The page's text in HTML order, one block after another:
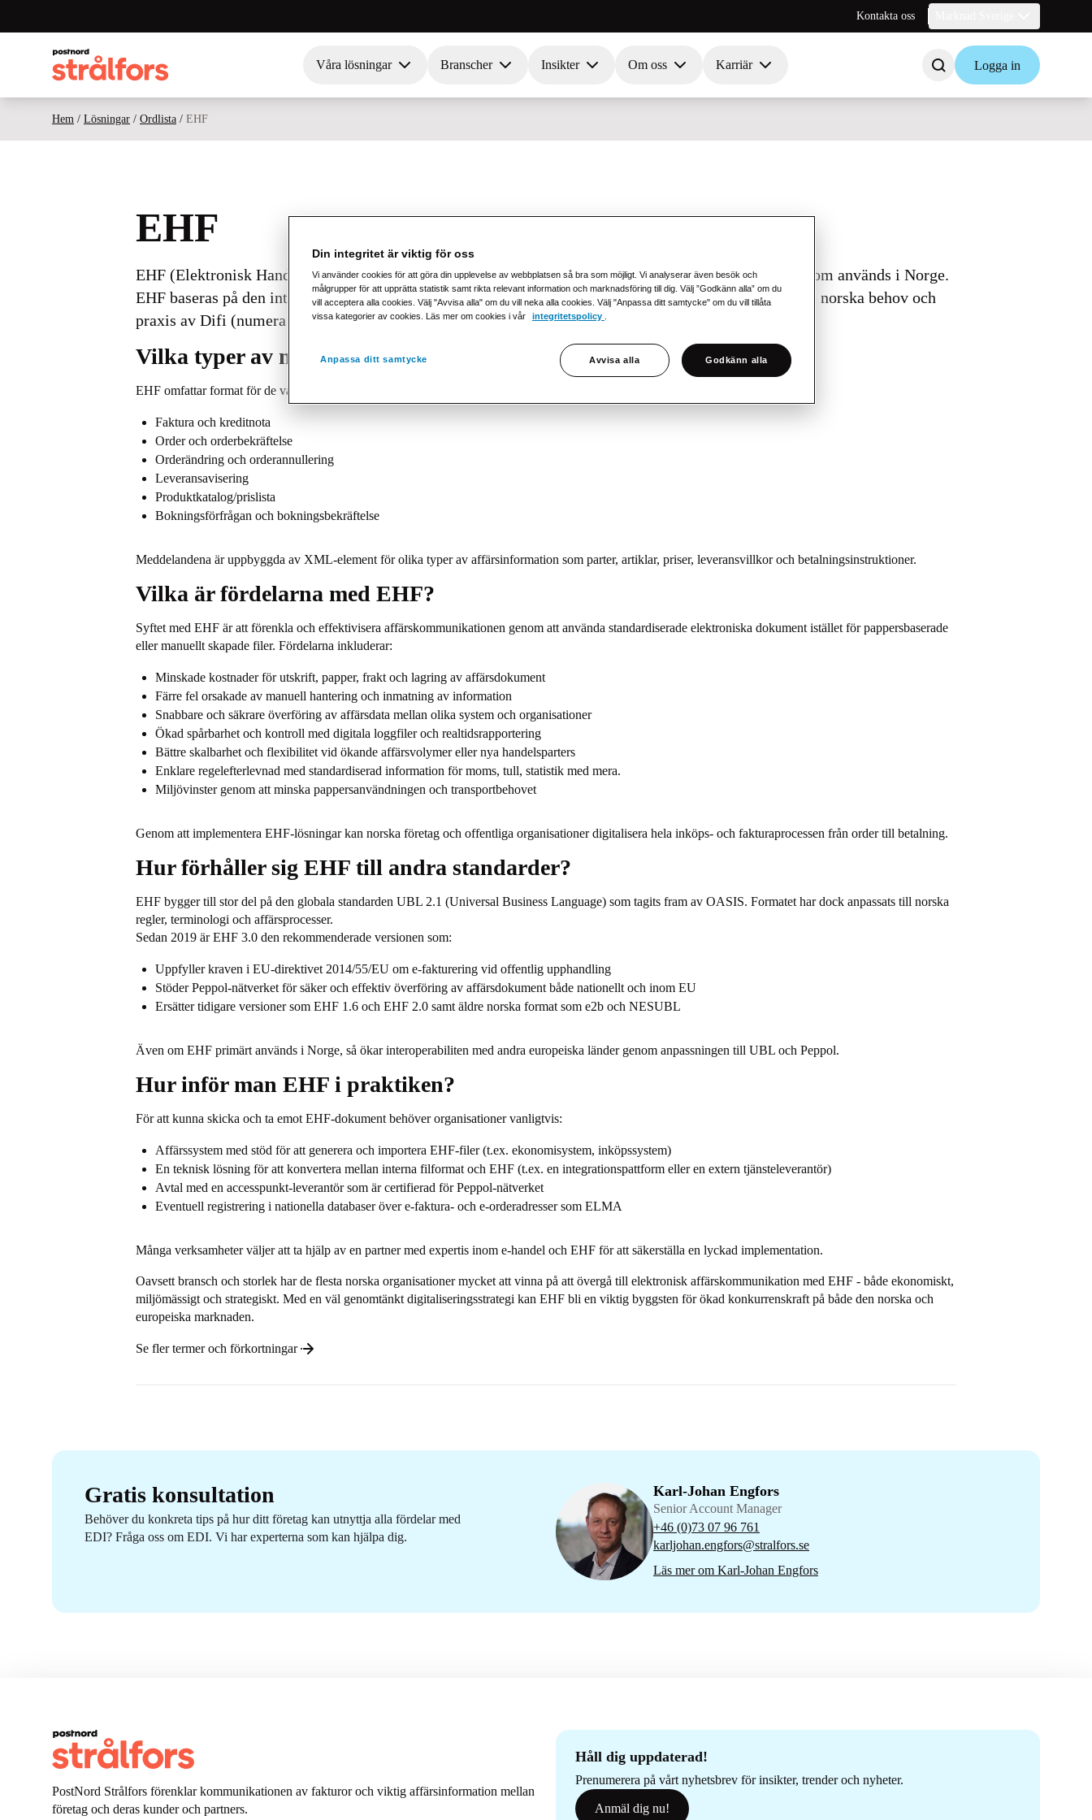
Kontakta oss
Våra lösningar Branscher Insikter Om oss Karriär Logga in
Hem / Lösningar / Ordlista / EHF
EHF
EHF (Elektronisk Handelsformat) är ett standardiserat XML-format för elektroniska affärsdokument som används i Norge.
EHF baseras på den internationella standarden Universal Business Language (UBL) och anpassades till norska behov och
praxis av Difi (numera Digitaliseringsdirektoratet).
Vilka typer av meddelanden ingår i EHF?
EHF omfattar format för de vanligaste elektroniska affärsmeddelandena som:
Faktura och kreditnota
Order och orderbekräftelse
Orderändring och orderannullering
Leveransavisering
Produktkatalog/prislista
Bokningsförfrågan och bokningsbekräftelse
Meddelandena är uppbyggda av XML-element för olika typer av affärsinformation som parter, artiklar, priser, leveransvillkor och betalningsinstruktioner.
Vilka är fördelarna med EHF?
Syftet med EHF är att förenkla och effektivisera affärskommunikationen genom att använda standardiserade elektroniska dokument istället för pappersbaserade
eller manuellt skapade filer. Fördelarna inkluderar:
Minskade kostnader för utskrift, papper, frakt och lagring av affärsdokument
Färre fel orsakade av manuell hantering och inmatning av information
Snabbare och säkrare överföring av affärsdata mellan olika system och organisationer
Ökad spårbarhet och kontroll med digitala loggfiler och realtidsrapportering
Bättre skalbarhet och flexibilitet vid ökande affärsvolymer eller nya handelsparters
Enklare regelefterlevnad med standardiserad information för moms, tull, statistik med mera.
Miljövinster genom att minska pappersanvändningen och transportbehovet
Genom att implementera EHF-lösningar kan norska företag och offentliga organisationer digitalisera hela inköps- och fakturaprocessen från order till betalning.
Hur förhåller sig EHF till andra standarder?
EHF bygger till stor del på den globala standarden UBL 2.1 (Universal Business Language) som tagits fram av OASIS. Formatet har dock anpassats till norska
regler, terminologi och affärsprocesser.
Sedan 2019 är EHF 3.0 den rekommenderade versionen som:
Uppfyller kraven i EU-direktivet 2014/55/EU om e-fakturering vid offentlig upphandling
Stöder Peppol-nätverket för säker och effektiv överföring av affärsdokument både nationellt och inom EU
Ersätter tidigare versioner som EHF 1.6 och EHF 2.0 samt äldre norska format som e2b och NESUBL
Även om EHF primärt används i Norge, så ökar interoperabiliten med andra europeiska länder genom anpassningen till UBL och Peppol.
Hur inför man EHF i praktiken?
För att kunna skicka och ta emot EHF-dokument behöver organisationer vanligtvis:
Affärssystem med stöd för att generera och importera EHF-filer (t.ex. ekonomisystem, inköpssystem)
En teknisk lösning för att konvertera mellan interna filformat och EHF (t.ex. en integrationspattform eller en extern tjänsteleverantör)
Avtal med en accesspunkt-leverantör som är certifierad för Peppol-nätverket
Eventuell registrering i nationella databaser över e-faktura- och e-orderadresser som ELMA
Många verksamheter väljer att ta hjälp av en partner med expertis inom e-handel och EHF för att säkerställa en lyckad implementation.
Oavsett bransch och storlek har de flesta norska organisationer mycket att vinna på att övergå till elektronisk affärskommunikation med EHF - både ekonomiskt,
miljömässigt och strategiskt. Med en väl genomtänkt digitaliseringsstrategi kan EHF bli en viktig byggsten för ökad konkurrenskraft på både den norska och
europeiska marknaden.
Se fler termer och förkortningar
Gratis konsultation
Behöver du konkreta tips på hur ditt företag kan utnyttja alla fördelar med
EDI? Fråga oss om EDI. Vi har experterna som kan hjälpa dig.
Karl-Johan Engfors
Senior Account Manager
+46 (0)73 07 96 761
karljohan.engfors@stralfors.se
Läs mer om Karl-Johan Engfors
PostNord Strålfors förenklar kommunikationen av fakturor och viktig affärsinformation mellan
företag och deras kunder och partners.
Håll dig uppdaterad!
Prenumerera på vårt nyhetsbrev för insikter, trender och nyheter.
Anmäl dig nu!
Din integritet är viktig för oss
Vi använder cookies för att göra din upplevelse av webbplatsen så bra som möjligt. Vi analyserar även besök och
målgrupper för att upprätta statistik samt rikta relevant information och marknadsföring till dig. Välj ”Godkänn alla” om du
vill acceptera alla cookies. Välj "Avvisa alla" om du vill neka alla cookies. Välj "Anpassa ditt samtycke" om du vill tillåta
vissa kategorier av cookies. Läs mer om cookies i vår
integritetspolicy
Anpassa ditt samtycke Avvisa alla Godkänn alla